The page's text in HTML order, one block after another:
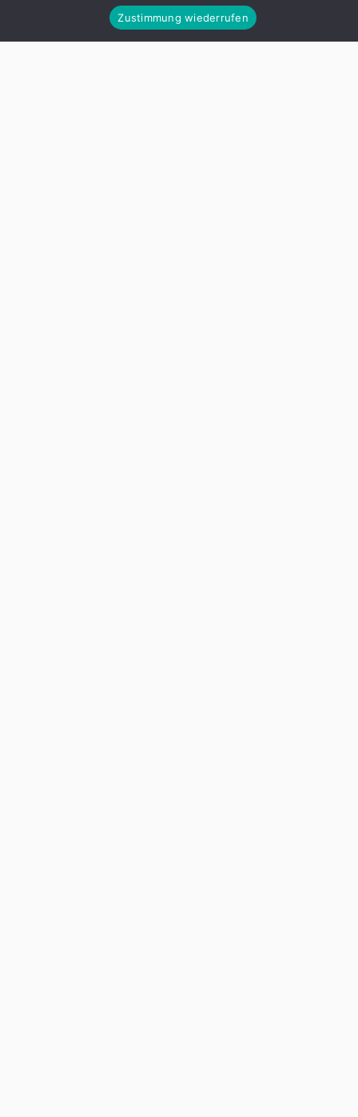
er braucht – nur schneller „Erst vor Kurzem hatte ich
wieder so einen Moment: „Mensch, Helle!“, hörte ich
Zustimmung wiederrufen